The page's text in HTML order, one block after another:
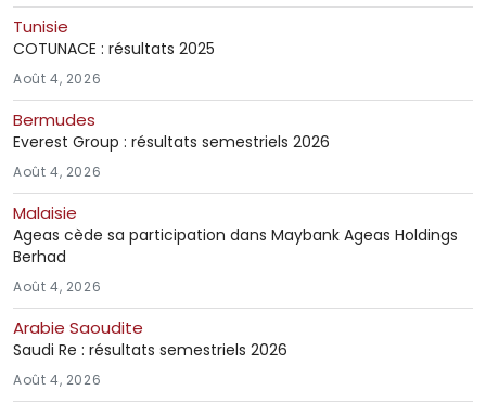
Tunisie
COTUNACE : résultats 2025
Août 4, 2026
Bermudes
Everest Group : résultats semestriels 2026
Août 4, 2026
Malaisie
Ageas cède sa participation dans Maybank Ageas Holdings
Berhad
Août 4, 2026
Arabie Saoudite
Saudi Re : résultats semestriels 2026
Août 4, 2026